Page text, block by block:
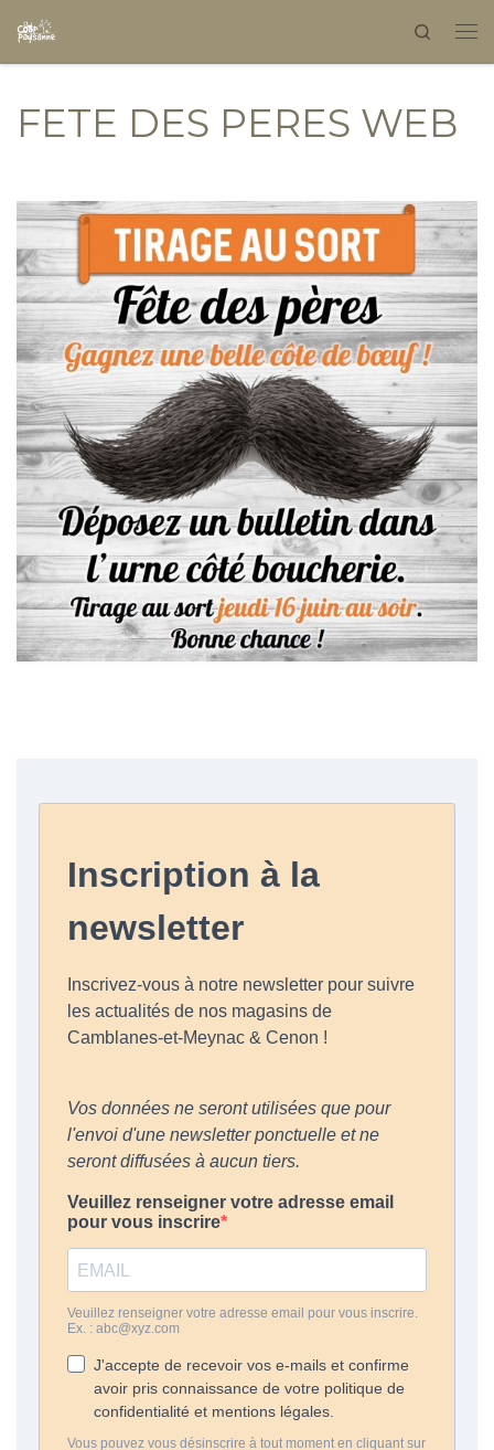
Skip to content Search
FETE DES PERES WEB
Navigation dans les images